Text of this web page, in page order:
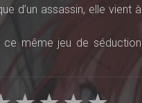
d’un assassin, elle vient à
ce même jeu de séduction
cet univers fantastique et
servent le roi dans l’ombre.
et, malgré sa situation,